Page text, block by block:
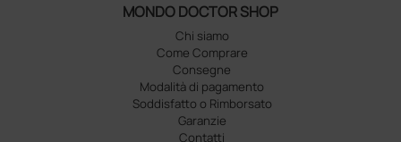
MONDO DOCTOR SHOP
Chi siamo
Come Comprare
Consegne
Modalità di pagamento
Soddisfatto o Rimborsato
Garanzie
Contatti